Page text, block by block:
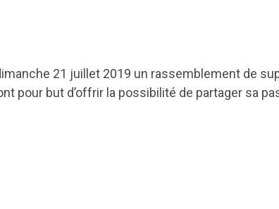
21 juillet 2019 un rassemblement de
pour but d’offrir la possibilité de partager sa